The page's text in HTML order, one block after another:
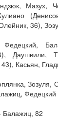
Мазух,
36),
Федецкий,
Даушвили,
Касьян,
Зозуля,
Федецкий
Балажиц, 82